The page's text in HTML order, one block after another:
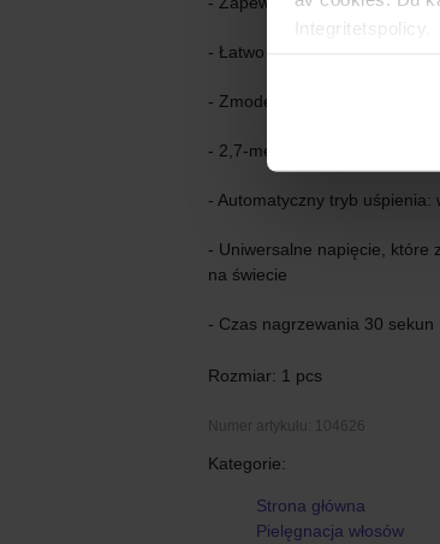
Integritetspolicy.
- Łatwo tworzyć loki, fale i
- Zmodernizowany włącznik
- 2,7-metrowy przewód o
- Automatyczny tryb uśpienia:
- Uniwersalne napięcie, które
na świecie
- Czas nagrzewania 30 sekun
Rozmiar: 1 pcs
Numer artykułu: 104626
Kategorie:
Strona główna
Pielęgnacja włosów